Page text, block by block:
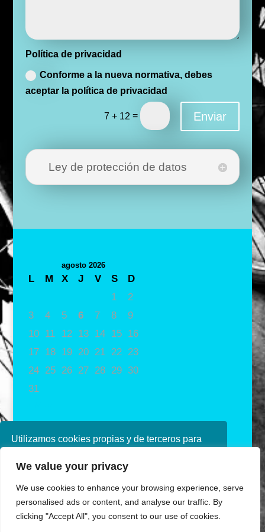
Utilizamos cookies propias y de terceros para
navegando, consideramos que acepta su uso.
política de cookies consulte nuestra
Política de
privacidad
We value your privacy
We use cookies to enhance your browsing experience, serve
personalised ads or content, and analyse our traffic. By
clicking "Accept All", you consent to our use of cookies.
Política
privacidad
Política de privacidad
Conforme a la nueva normativa, debes
aceptar la política de privacidad
7 + 12 = Enviar
Ley de protección de datos
agosto 2026
L M X J V S
D
1
2
3
4 5 6 7 8
9
10
11 12 13 14 15
16
17
18 19 20 21 22
23
24
25 26 27 28 29 30
31